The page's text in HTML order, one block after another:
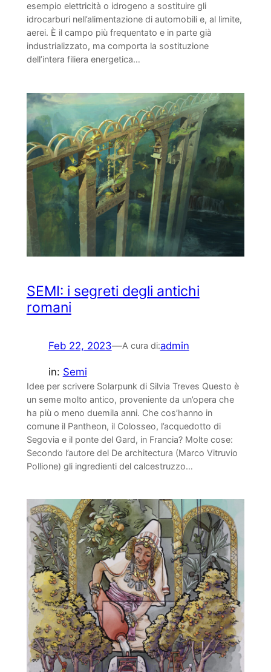
esempio elettricità o idrogeno a sostituire gli
idrocarburi nell’alimentazione di automobili e, al limite,
aerei. È il campo più frequentato e in parte già
industrializzato, ma comporta la sostituzione
dell’intera filiera energetica…
SEMI: i segreti degli antichi
romani
Feb 22, 2023—A cura di:admin
in: Semi
Idee per scrivere Solarpunk di Silvia Treves Questo è
un seme molto antico, proveniente da un’opera che
ha più o meno duemila anni. Che cos’hanno in
comune il Pantheon, il Colosseo, l’acquedotto di
Segovia e il ponte del Gard, in Francia? Molte cose:
Secondo l’autore del De architectura (Marco Vitruvio
Pollione) gli ingredienti del calcestruzzo…